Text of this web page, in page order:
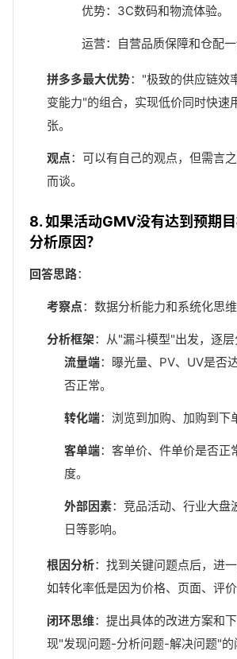
优势：3C数码和物流体验。
运营：自营品质保障和仓配一
拼多多最大优势："极致的供应链效
变能力"的组合，实现低价同时快速
张。
观点：可以有自己的观点，但需言
而谈。
8. 如果活动GMV没有达到预期
分析原因？
回答思路：
考察点：数据分析能力和系统化思维
分析框架：从"漏斗模型"出发，逐层
流量端：曝光量、PV、UV是否
否正常。
转化端：浏览到加购、加购到下
客单端：客单价、件单价是否正
度。
外部因素：竞品活动、行业大盘
日等影响。
根因分析：找到关键问题点后，进
如转化率低是因为价格、页面、评价
闭环思维：提出具体的改进方案和
现"发现问题-分析问题-解决问题"的